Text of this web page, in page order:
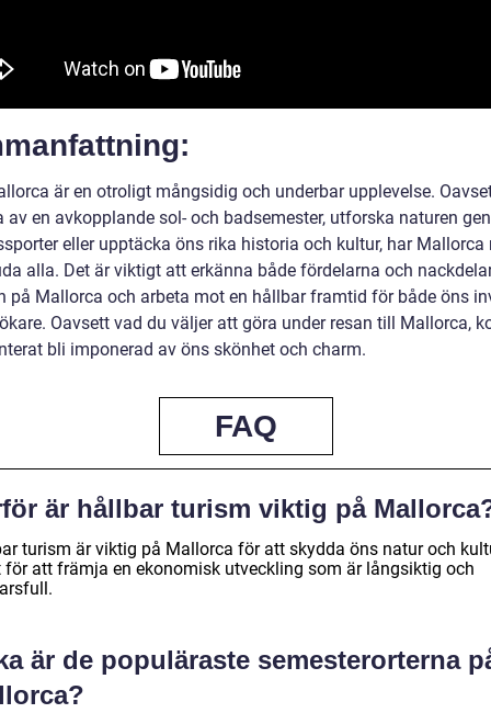
är en otroligt mångsidig och underbar upplevelse.
av en avkopplande sol- och badsemester, utforska naturen
eller upptäcka öns rika historia och kultur, har Mallorca
alla. Det är viktigt att erkänna både fördelarna och
på Mallorca och arbeta mot en hållbar framtid för både öns
Oavsett vad du väljer att göra under resan till Mallorca,
bli imponerad av öns skönhet och charm.
FAQ
är hållbar turism viktig på
turism är viktig på Mallorca för att skydda öns natur och
för att främja en ekonomisk utveckling som är långsiktig och
är de populäraste semesterorterna